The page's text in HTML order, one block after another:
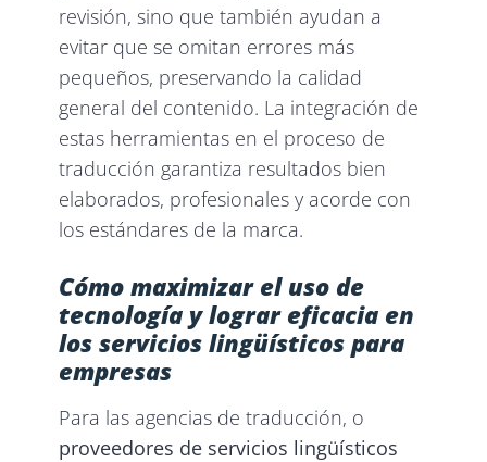
revisión, sino que también ayudan a
evitar que se omitan errores más
pequeños, preservando la calidad
general del contenido. La integración de
estas herramientas en el proceso de
traducción garantiza resultados bien
elaborados, profesionales y acorde con
los estándares de la marca.
Cómo maximizar el uso de
tecnología y lograr eficacia en
los servicios lingüísticos para
empresas
Para las agencias de traducción, o
proveedores de servicios lingüísticos